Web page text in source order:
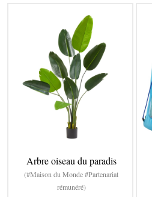
Arbre oiseau du paradis
(#Maison du Monde #Partenariat
rémunéré)